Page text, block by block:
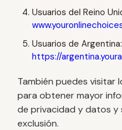
Usuarios del Reino
Usuarios de Argentina:
https://
También puedes visitar
para obtener mayor
de privacidad y datos y
exclusión.